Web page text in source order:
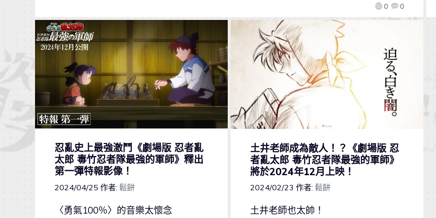
0 0
忍亂史上最強激鬥《劇場版 忍者亂
太郎 毒竹忍者隊最強的軍師》釋出
第一彈特報影像！
2024/04/25 作者: 鬆餅
〈勇氣100％〉的音樂太懷念
土井老師成為敵人！？《劇場版 忍
者亂太郎 毒竹忍者隊最強的軍師》
將於2024年12月上映！
2024/02/23 作者: 鬆餅
土井老師也太帥！